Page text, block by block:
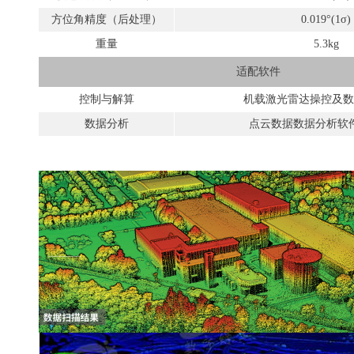
方位角精度（后处理） 0.019°(1σ)
重量 5.3kg
适配软件
控制与解算
机载激光雷达操控及
数据分析
点云数据数据分析软